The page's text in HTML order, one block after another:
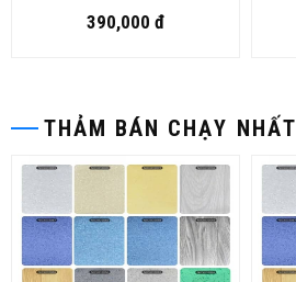
390,000 đ
THẢM BÁN CHẠY NHẤT